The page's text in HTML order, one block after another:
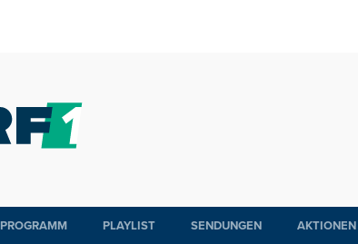
PROGRAMM PLAYLIST SENDUNGEN AKTIONEN